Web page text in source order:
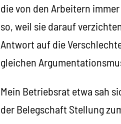
die von den Arbeitern
so, weil sie darauf
Antwort auf die
gleichen
Mein Betriebsrat etwa sah
der Belegschaft Stellung